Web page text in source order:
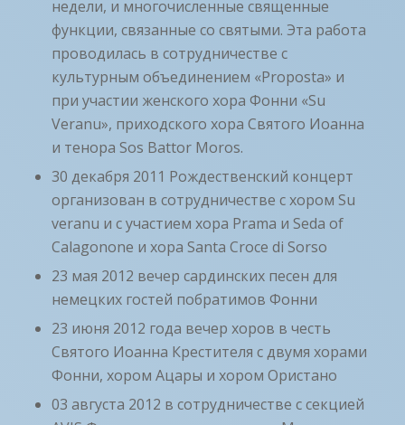
недели, и многочисленные священные
функции, связанные со святыми. Эта работа
проводилась в сотрудничестве с
культурным объединением «Proposta» и
при участии женского хора Фонни «Su
Veranu», приходского хора Святого Иоанна
и тенора Sos Battor Moros.
30 декабря 2011 Рождественский концерт
организован в сотрудничестве с хором Su
veranu и с участием хора Prama и Seda of
Calagonone и хора Santa Croce di Sorso
23 мая 2012 вечер сардинских песен для
немецких гостей побратимов Фонни
23 июня 2012 года вечер хоров в честь
Святого Иоанна Крестителя с двумя хорами
Фонни, хором Ацары и хором Ористано
03 августа 2012 в сотрудничестве с секцией